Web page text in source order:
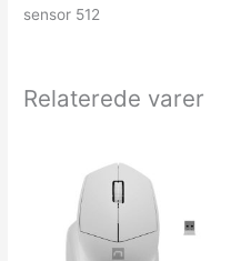
sensor 512
Relaterede varer